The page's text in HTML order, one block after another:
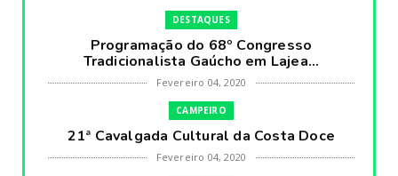
DESTAQUES
Programação do 68º Congresso
Tradicionalista Gaúcho em Lajea...
Fevereiro 04, 2020
CAMPEIRO
21ª Cavalgada Cultural da Costa Doce
Fevereiro 04, 2020